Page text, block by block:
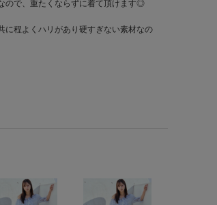
ので、重たくならずに着て頂けます◎
に程よくハリがあり硬すぎない素材なの